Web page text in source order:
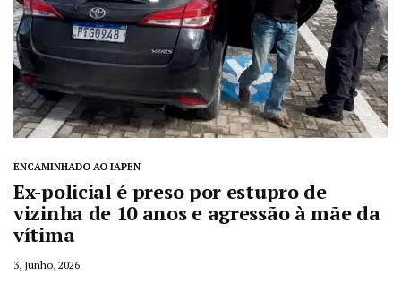
ENCAMINHADO AO IAPEN
Ex-policial é preso por estupro de
vizinha de 10 anos e agressão à mãe da
vítima
3, Junho, 2026